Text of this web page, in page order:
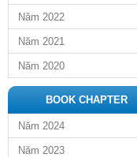
Năm 2022
Năm 2021
Năm 2020
BOOK CHAPTER
Năm 2024
Năm 2023